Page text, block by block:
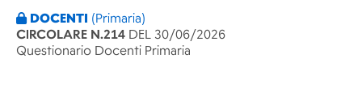
DOCENTI (Primaria)
CIRCOLARE N.214 DEL 30/06/2026
Questionario Docenti Primaria